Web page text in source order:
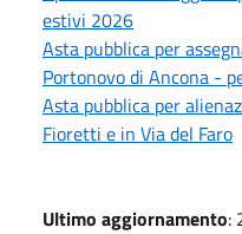
estivi 2026
Asta pubblica per
Portonovo di Ancona -
Asta pubblica per
Fioretti e in Via del Faro
Ultimo aggiornamento: